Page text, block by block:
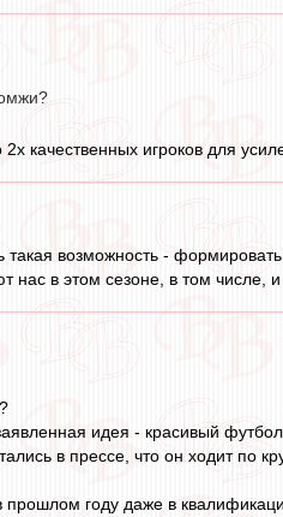
качественных игроков для
возможность -
в этом сезоне, в том числе, и
идея - красивый
в прессе, что он ходит по
году даже в